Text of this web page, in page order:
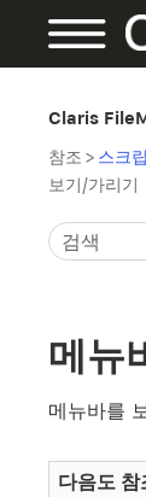
Claris
참조 > 스크
보기/가리기
메뉴
메뉴바를
다음도 참